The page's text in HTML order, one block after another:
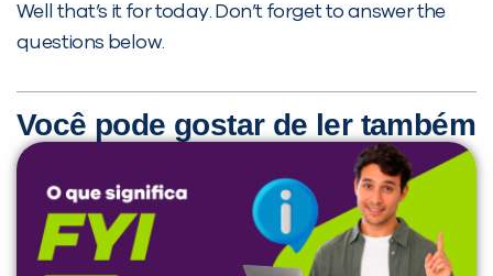
Well that’s it for today. Don’t forget to answer the
questions below.
Você pode gostar de ler também